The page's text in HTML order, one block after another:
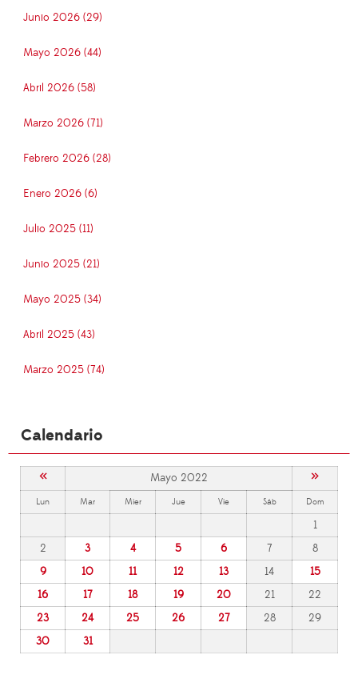
Junio 2026 (29)
Mayo 2026 (44)
Abril 2026 (58)
Marzo 2026 (71)
Febrero 2026 (28)
Enero 2026 (6)
Julio 2025 (11)
Junio 2025 (21)
Mayo 2025 (34)
Abril 2025 (43)
Marzo 2025 (74)
Calendario
« Mayo 2022 »
Lun Mar Mier Jue Vie Sáb Dom
1
2
3 4 5 6 7
8
9
10 11 12 13 14
15
16
17 18 19 20 21
22
23
24 25 26 27 28
29
30
31